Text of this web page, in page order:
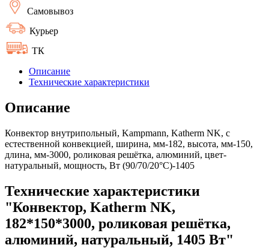
Самовывоз
Курьер
ТК
Описание
Технические характеристики
Описание
Конвектор внутрипольный, Kampmann, Katherm NK, с
естественной конвекцией, ширина, мм-182, высота, мм-150,
длина, мм-3000, роликовая решётка, алюминий, цвет-
натуральный, мощность, Вт (90/70/20°C)-1405
Технические характеристики
"Конвектор, Katherm NK,
182*150*3000, роликовая решётка,
алюминий, натуральный, 1405 Вт"